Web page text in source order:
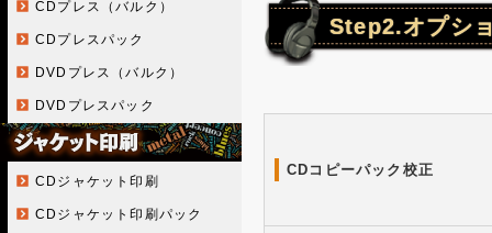
CDプレス（バルク）
CDプレスパック
DVDプレス（バルク）
DVDプレスパック
CDジャケット印刷
CDジャケット印刷パック
Step2.オプシ
CDコピーパック校正